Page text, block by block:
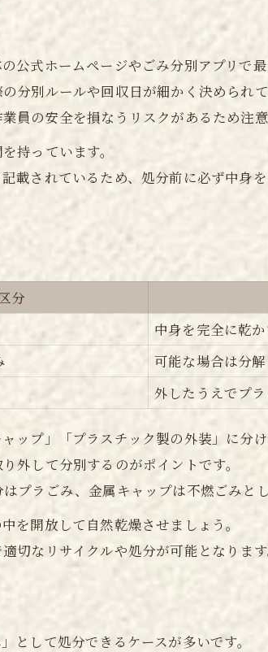
きるネイルの工夫
イルケア方法一覧
仕上げまでのコツ
トや保湿で差がつく理由
がれにくくなる秘訣
おすすめの持続テクニック
めの基本ルールまとめ
分別ポイントを押さえる
廃棄の手順を確認
たネイルの捨て方とは
分時の注意点まとめ
式ホームページやごみ分別アプリで最
分別ルールや回収日が細かく決められて
の安全を損なうリスクがあるため注意
持っています。
載されているため、処分前に必ず中身
分
中身を完全に乾
可能な場合は分
外したうえでプ
プ」「プラスチック製の外装」に分け
外して分別するのがポイントです。
ラごみ、金属キャップは不燃ごみと
を開放して自然乾燥させましょう。
切なリサイクルや処分が可能となります
として処分できるケースが多いです。